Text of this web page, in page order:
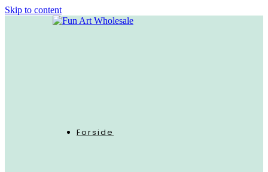
Skip to content
Forside